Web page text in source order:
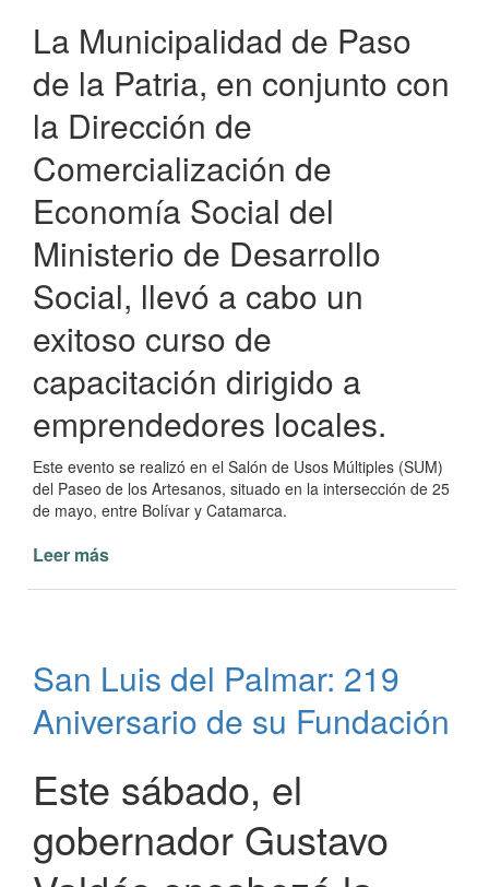
Patria
La Municipalidad de Paso
de la Patria, en conjunto con
la Dirección de
Comercialización de
Economía Social del
Ministerio de Desarrollo
Social, llevó a cabo un
exitoso curso de
capacitación dirigido a
emprendedores locales.
Este evento se realizó en el Salón de Usos Múltiples (SUM)
del Paseo de los Artesanos, situado en la intersección de 25
de mayo, entre Bolívar y Catamarca.
Leer más
Emprendedores
en
Paso
Patria
San Luis del Palmar: 219
Aniversario de su Fundación
Este sábado, el
gobernador Gustavo